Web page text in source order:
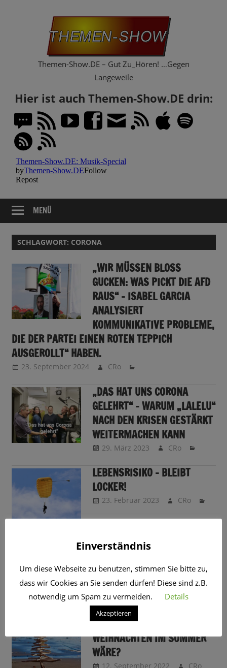
Themen-Show.DE – Gut Zu_Hören! …Gegen
Langeweile
Hier ist auch Themen-Show.DE drin:
MENÜ
SCHLAGWORT: CORONA
„WIR MÜSSEN BLOSS G
UCKEN: WAS PICKT DIE AFD R
AUS“ – ISABEL GARCIA A
NALYSIERT K
OMMUNIKATIVE PROBLEME, D
IE DER PARTEI EINEN ROTEN TEPPICH A
USGEROLLT“ HABEN.
23. September 2024 CRo
„DAS HAT UNS CORONA
GELEHRT“ – WARUM „LALELU“
NACH DEN KRISEN GESTÄRKT
WEITERMACHEN KANN
29. März 2023 CRo
LEBENSRISIKO – BLEIBT
LOCKER!
23. Februar 2023 CRo
WARUM WEIHNACHTEN IM
LIEGT
15. September 2022 CRo
WAS WÄRE WENN…
WEIHNACHTEN IM SOMMER
WÄRE?
12. September 2022 CRo
Einverständnis
Um diese Webseite zu benutzen, stimmen Sie bitte zu,
dass wir Cookies an Sie senden dürfen! Diese sind z.B.
notwendig um Spam zu vermeiden.
Details
Akzeptieren